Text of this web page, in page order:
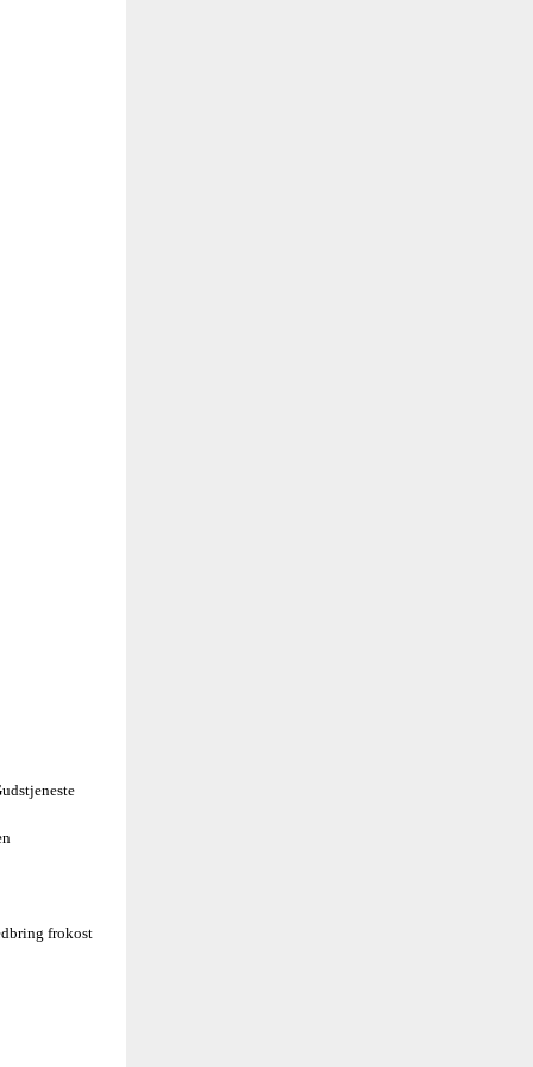
frokost